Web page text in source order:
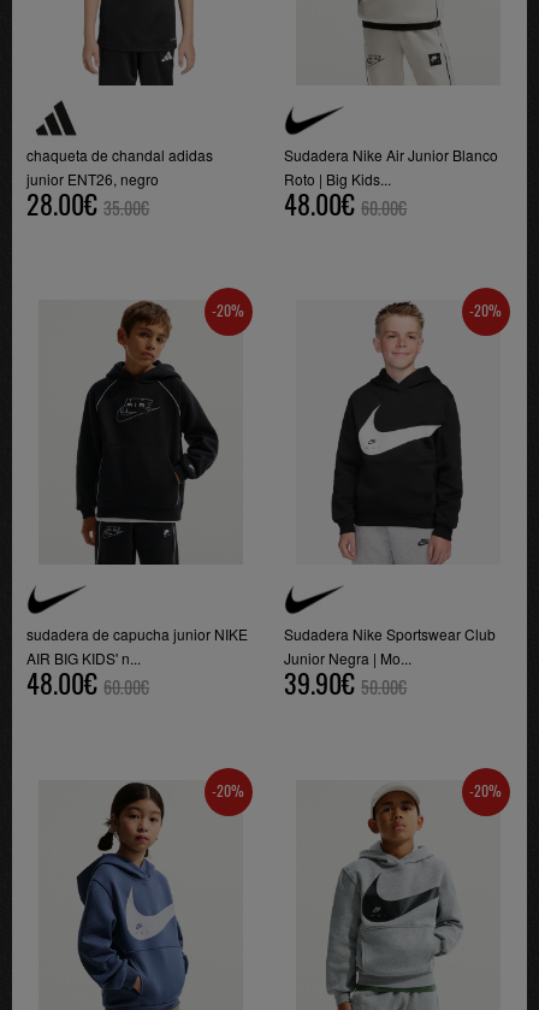
chaqueta de chandal adidas
junior ENT26, negro
28.00€ 35.00€
Sudadera Nike Air Junior Blanco
Roto | Big Kids...
48.00€ 60.00€
-20%
sudadera de capucha junior NIKE
AIR BIG KIDS' n...
48.00€ 60.00€
-20%
Sudadera Nike Sportswear Club
Junior Negra | Mo...
39.90€ 50.00€
-20% -20%